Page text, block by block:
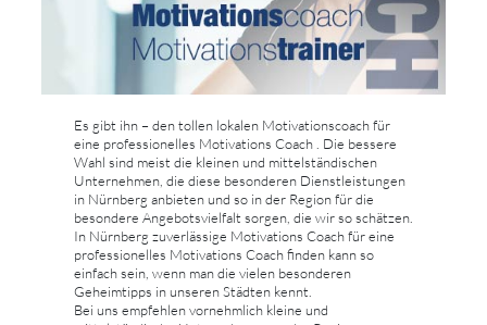
Es gibt ihn – den tollen lokalen Motivationscoach für
eine professionelles Motivations Coach . Die bessere
Wahl sind meist die kleinen und mittelständischen
Unternehmen, die diese besonderen Dienstleistungen
in Nürnberg anbieten und so in der Region für die
besondere Angebotsvielfalt sorgen, die wir so schätzen.
In Nürnberg zuverlässige Motivations Coach für eine
professionelles Motivations Coach finden kann so
einfach sein, wenn man die vielen besonderen
Geheimtipps in unseren Städten kennt.
Bei uns empfehlen vornehmlich kleine und